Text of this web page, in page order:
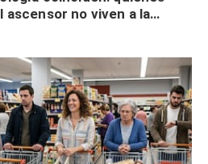
ascensor no viven a la
social